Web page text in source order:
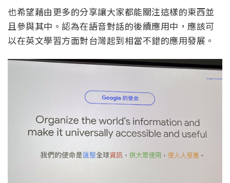
也希望藉由更多的分享讓大家都能關注這樣的東西並
且參與其中。認為在語音對話的後續應用中，應該可
以在英文學習方面對台灣起到相當不錯的應用發展。